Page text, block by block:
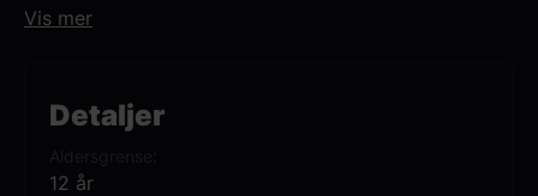
Detaljer
12 år
Vis mer